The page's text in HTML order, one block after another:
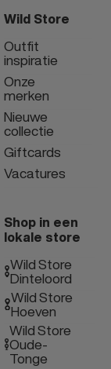
Wild Store
Outfit
inspiratie
Onze
merken
Nieuwe
collectie
Giftcards
Vacatures
Shop in een
lokale store
Wild Store
Dinteloord
Wild Store
Hoeven
Wild Store
Oude-
Tonge